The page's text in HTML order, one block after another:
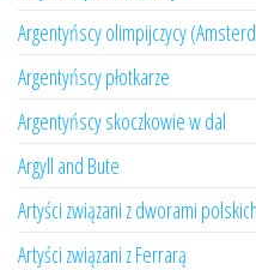
Argentyńscy olimpijczycy
Argentyńscy płotkarze
Argentyńscy skoczkowie w dal
Argyll and Bute
Artyści związani z dworami
Artyści związani z Ferrarą